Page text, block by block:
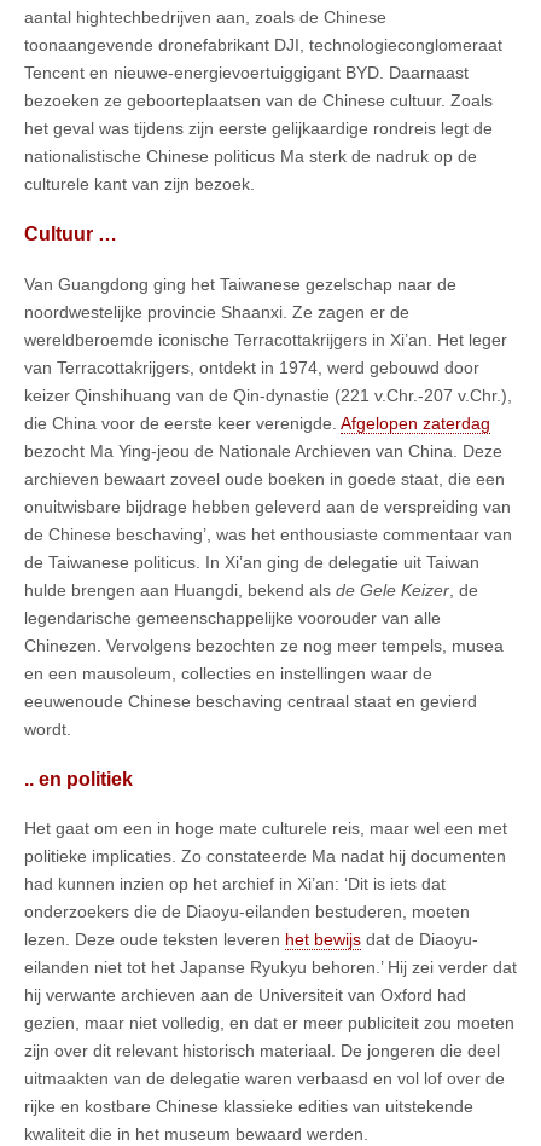
aantal hightechbedrijven aan, zoals de Chinese
toonaangevende dronefabrikant DJI, technologieconglomeraat
Tencent en nieuwe-energievoertuiggigant BYD. Daarnaast
bezoeken ze geboorteplaatsen van de Chinese cultuur. Zoals
het geval was tijdens zijn eerste gelijkaardige rondreis legt de
nationalistische Chinese politicus Ma sterk de nadruk op de
culturele kant van zijn bezoek.
Cultuur …
Van Guangdong ging het Taiwanese gezelschap naar de
noordwestelijke provincie Shaanxi. Ze zagen er de
wereldberoemde iconische Terracottakrijgers in Xi’an. Het leger
van Terracottakrijgers, ontdekt in 1974, werd gebouwd door
keizer Qinshihuang van de Qin-dynastie (221 v.Chr.-207 v.Chr.),
die China voor de eerste keer verenigde. Afgelopen zaterdag
bezocht Ma Ying-jeou de Nationale Archieven van China. Deze
archieven bewaart zoveel oude boeken in goede staat, die een
onuitwisbare bijdrage hebben geleverd aan de verspreiding van
de Chinese beschaving’, was het enthousiaste commentaar van
de Taiwanese politicus. In Xi’an ging de delegatie uit Taiwan
hulde brengen aan Huangdi, bekend als de Gele Keizer , de
legendarische gemeenschappelijke voorouder van alle
Chinezen. Vervolgens bezochten ze nog meer tempels, musea
en een mausoleum, collecties en instellingen waar de
eeuwenoude Chinese beschaving centraal staat en gevierd
wordt.
.. en politiek
Het gaat om een in hoge mate culturele reis, maar wel een met
politieke implicaties. Zo constateerde Ma nadat hij documenten
had kunnen inzien op het archief in Xi’an: ‘Dit is iets dat
onderzoekers die de Diaoyu-eilanden bestuderen, moeten
lezen. Deze oude teksten leveren het bewijs dat de Diaoyu-
eilanden niet tot het Japanse Ryukyu behoren.’ Hij zei verder dat
hij verwante archieven aan de Universiteit van Oxford had
gezien, maar niet volledig, en dat er meer publiciteit zou moeten
zijn over dit relevant historisch materiaal. De jongeren die deel
uitmaakten van de delegatie waren verbaasd en vol lof over de
rijke en kostbare Chinese klassieke edities van uitstekende
kwaliteit die in het museum bewaard werden.